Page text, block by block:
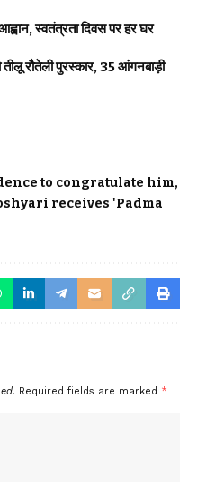
स्वतंत्रता दिवस पर हर घर
रौतेली पुरस्कार, 35 आंगनबाड़ी
to congratulate him
receives 'Padma
Required fields are marked *